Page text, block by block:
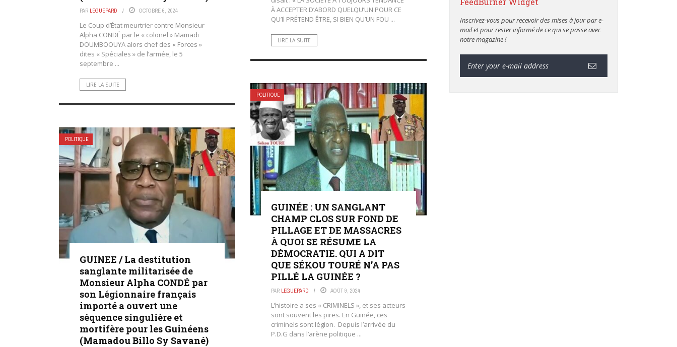
PAR LEGUEPARD OCTOBRE 6, 2024
Le Coup d’État meurtrier contre Monsieur
Alpha CONDÉ par le « colonel » Mamadi
DOUMBOOUYA alors chef des « Forces »
dites « Spéciales » de l’armée, le 5
septembre ...
LIRE LA SUITE
À ACCEPTER D’ABORD QUELQU’UN POUR CE
QU’Il PRÉTEND ÊTRE, SI BIEN QU’UN FOU ...
LIRE LA SUITE
POLITIQUE
GUINÉE : UN SANGLANT
CHAMP CLOS SUR FOND DE
PILLAGE ET DE MASSACRES
À QUOI SE RÉSUME LA
DÉMOCRATIE. QUI A DIT
QUE SÉKOU TOURÉ N’A PAS
PILLÉ LA GUINÉE ?
PAR LEGUEPARD AOÛT 9, 2024
L’histoire a ses « CRIMINELS », et ses acteurs
sont souvent les pires. En Guinée, ces
criminels sont légion. Depuis l’arrivée du
P.D.G dans l’arène politique ...
POLITIQUE
GUINEE / La destitution
sanglante militarisée de
Monsieur Alpha CONDÉ par
son Légionnaire français
importé a ouvert une
séquence singulière et
mortifère pour les Guinéens
(Mamadou Billo Sy Savané)
Inscrivez-vous pour recevoir des mises à jour par e-
mail et pour rester informé de ce qui se passe avec
notre magazine !